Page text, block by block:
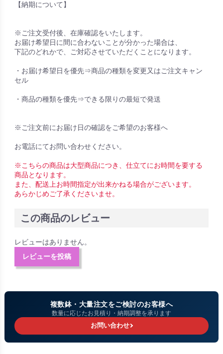
【納期について】
※ご注文受付後、在庫確認をいたします。
お届け希望日に間に合わないことが分かった場合は、
下記のどれかで、ご対応させていただくことになります。
・お届け希望日を優先⇒商品の種類を変更又はご注文キャン
セル
・商品の種類を優先⇒できる限りの最短で発送
※ご注文前にお届け日の確認をご希望のお客様へ
お電話にてお問い合わせください。
※こちらの商品は大型商品につき、仕立てにお時間を要する
商品となります。
また、配送上お時間指定が出来かねる場合がございます。
あらかじめご了承くださいませ。
この商品のレビュー
レビューはありません。
レビューを投稿
複数鉢・大量注文をご検討のお客様へ
数量に応じたお見積り・納期調整を承ります
お問い合わせ